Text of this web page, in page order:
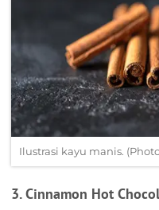
Ilustrasi kayu manis.
3. Cinnamon Hot